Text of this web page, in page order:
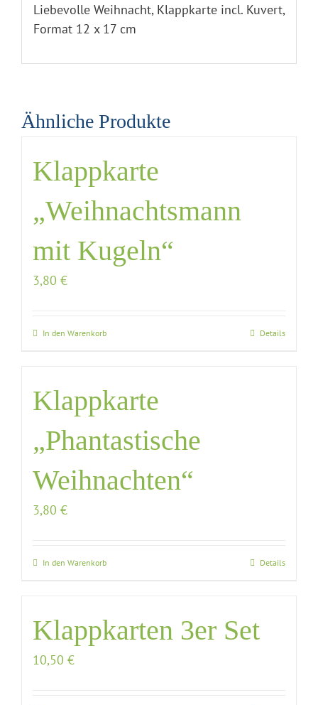
Liebevolle Weihnacht, Klappkarte incl. Kuvert,
Format 12 x 17 cm
Ähnliche Produkte
Klappkarte
„Weihnachtsmann
mit Kugeln“
3,80 €
In den Warenkorb Details
Klappkarte
„Phantastische
Weihnachten“
3,80 €
In den Warenkorb Details
Klappkarten 3er Set
10,50 €